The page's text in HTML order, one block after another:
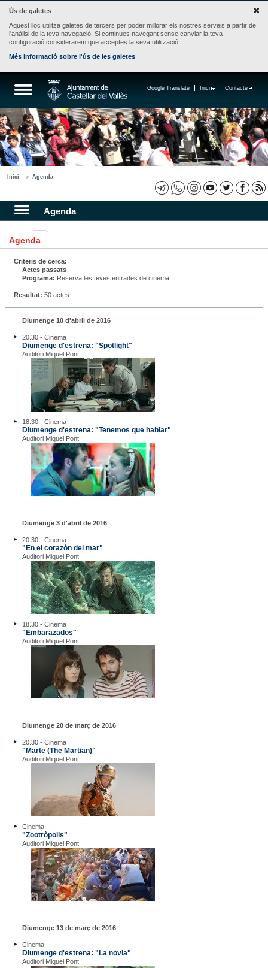
Ús de galetes
Aquest lloc utilitza galetes de tercers per poder millorar els nostres serveis a partir de
l'anàlisi de la teva navegació. Si continues navegant sense canviar la teva
configuració considerarem que acceptes la seva utilització.
Més informació sobre l'ús de les galetes
Contacte
Inici
Google Translate
Inici Agenda
Agenda
Agenda
Criteris de cerca:
Actes passats
Programa: Reserva les teves entrades de cinema
Resultat: 50 actes
Diumenge 10 d'abril de 2016
20.30 - Cinema
Diumenge d'estrena: "Spotlight"
Auditori Miquel Pont
18.30 - Cinema
Diumenge d'estrena: "Tenemos que hablar"
Auditori Miquel Pont
Diumenge 3 d'abril de 2016
20.30 - Cinema
"En el corazón del mar"
Auditori Miquel Pont
18.30 - Cinema
"Embarazados"
Auditori Miquel Pont
Diumenge 20 de març de 2016
20.30 - Cinema
"Marte (The Martian)"
Auditori Miquel Pont
Cinema
"Zootròpolis"
Auditori Miquel Pont
Diumenge 13 de març de 2016
Cinema
Diumenge d'estrena: "La novia"
Auditori Miquel Pont